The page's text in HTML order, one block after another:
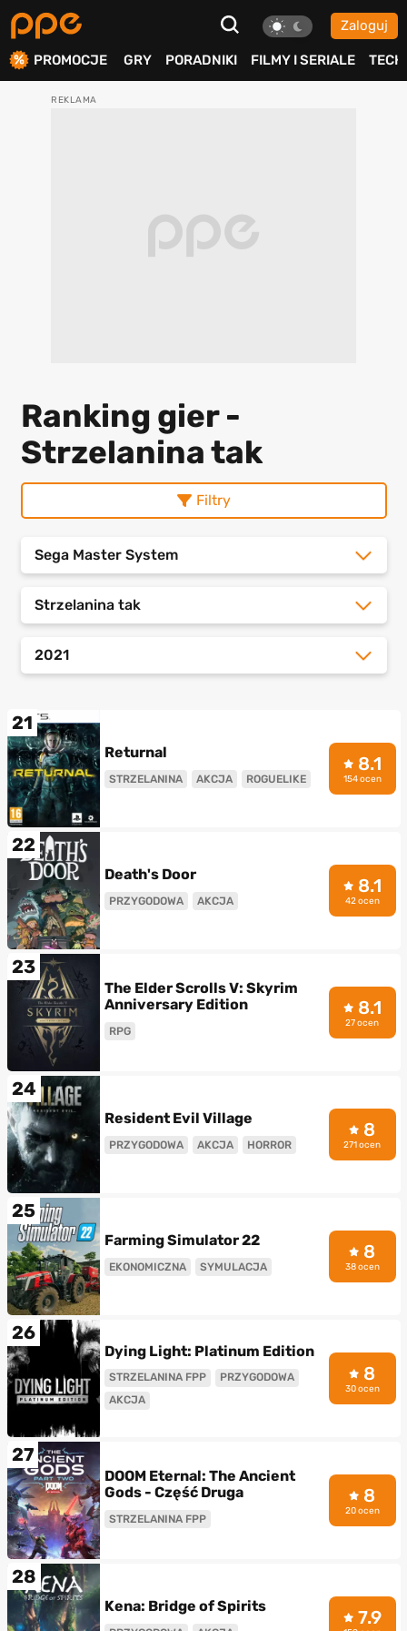
Zaloguj
PROMOCJE GRY PORADNIKI FILMY I SERIALE TECH
Ranking gier -
Strzelanina tak
Filtry
Sega Master System
Strzelanina tak
2021
21
Returnal
STRZELANINA AKCJA ROGUELIKE
8.1
154 ocen
22
Death's Door
PRZYGODOWA AKCJA
8.1
42 ocen
23
The Elder Scrolls V: Skyrim
Anniversary Edition
RPG
8.1
27 ocen
24
Resident Evil Village
PRZYGODOWA AKCJA HORROR
8
271 ocen
25
Farming Simulator 22
EKONOMICZNA SYMULACJA
8
38 ocen
26
Dying Light: Platinum Edition
STRZELANINA FPP
PRZYGODOWA
AKCJA
8
30 ocen
27
DOOM Eternal: The Ancient
Gods - Część Druga
STRZELANINA FPP
8
20 ocen
28
Kena: Bridge of Spirits 7.9